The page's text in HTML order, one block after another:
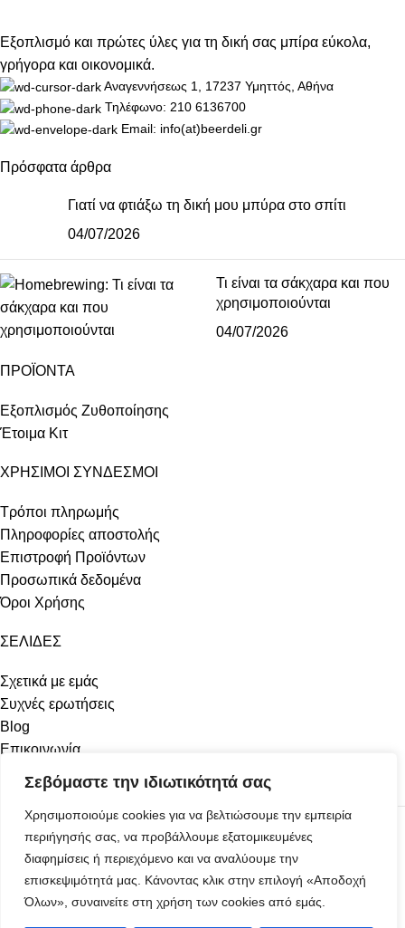
Σεβόμαστε την ιδιωτικότητά σας
Χρησιμοποιούμε cookies για να βελτιώσουμε την εμπειρία
περιήγησής σας, να προβάλλουμε εξατομικευμένες
διαφημίσεις ή περιεχόμενο και να αναλύουμε την
επισκεψιμότητά μας. Κάνοντας κλικ στην επιλογή «Αποδοχή
Όλων», συναινείτε στη χρήση των cookies από εμάς.
Εξοπλισμό και πρώτες ύλες για τη δική σας μπίρα εύκολα,
γρήγορα και οικονομικά.
Αναγεννήσεως 1, 17237 Υμηττός, Αθήνα
Τηλέφωνο: 210 6136700
Email: info(at)beerdeli.gr
Πρόσφατα άρθρα
Γιατί να φτιάξω τη δική μου μπύρα στο σπίτι
04/07/2026
Τι είναι τα σάκχαρα και που
χρησιμοποιούνται
04/07/2026
ΠΡΟΪΟΝΤΑ
Εξοπλισμός Ζυθοποίησης
Έτοιμα Κιτ
ΧΡΗΣΙΜΟΙ ΣΥΝΔΕΣΜΟΙ
Τρόποι πληρωμής
Πληροφορίες αποστολής
Επιστροφή Προϊόντων
Προσωπικά δεδομένα
Όροι Χρήσης
ΣΕΛΙΔΕΣ
Σχετικά με εμάς
Συχνές ερωτήσεις
Blog
Επικοινωνία
© 2026 All Rights Reserved | BeerDeli